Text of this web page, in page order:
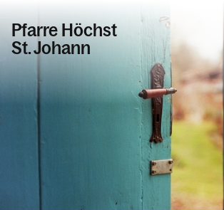
Pfarre Höchst
St. Johann
Informationen
Aktuelle Informationen
Erstkommunion, Firmung, Hochzeit